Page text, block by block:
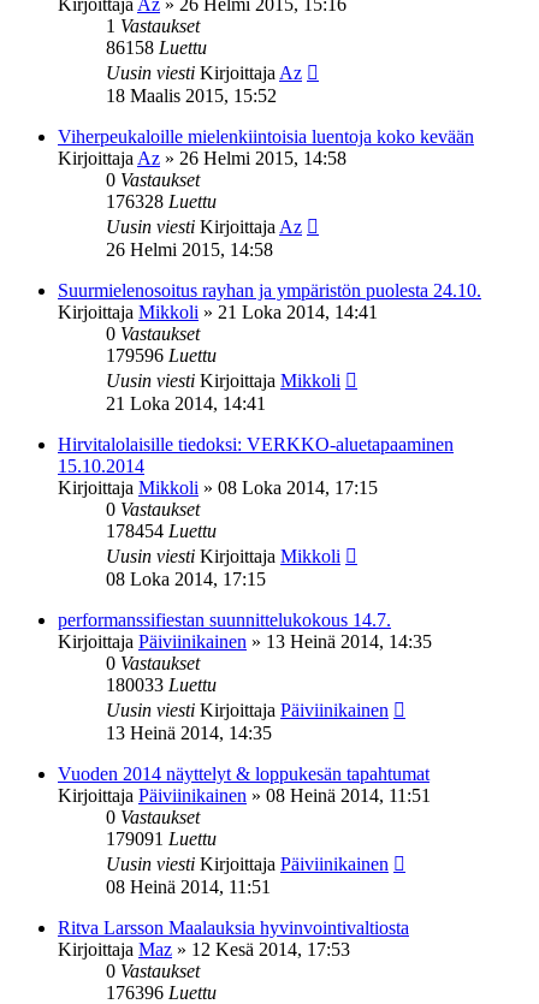
1 Vastaukset
86158 Luettu
Uusin viesti Kirjoittaja Az
18 Maalis 2015, 15:52
Viherpeukaloille mielenkiintoisia luentoja koko kevään
Kirjoittaja Az » 26 Helmi 2015, 14:58
0 Vastaukset
176328 Luettu
Uusin viesti Kirjoittaja Az
26 Helmi 2015, 14:58
Suurmielenosoitus rayhan ja ympäristön puolesta 24.10.
Kirjoittaja Mikkoli » 21 Loka 2014, 14:41
0 Vastaukset
179596 Luettu
Uusin viesti Kirjoittaja Mikkoli
21 Loka 2014, 14:41
Hirvitalolaisille tiedoksi: VERKKO-aluetapaaminen
15.10.2014
Kirjoittaja Mikkoli » 08 Loka 2014, 17:15
0 Vastaukset
178454 Luettu
Uusin viesti Kirjoittaja Mikkoli
08 Loka 2014, 17:15
performanssifiestan suunnittelukokous 14.7.
Kirjoittaja Päiviinikainen » 13 Heinä 2014, 14:35
0 Vastaukset
180033 Luettu
Uusin viesti Kirjoittaja Päiviinikainen
13 Heinä 2014, 14:35
Vuoden 2014 näyttelyt & loppukesän tapahtumat
Kirjoittaja Päiviinikainen » 08 Heinä 2014, 11:51
0 Vastaukset
179091 Luettu
Uusin viesti Kirjoittaja Päiviinikainen
08 Heinä 2014, 11:51
Ritva Larsson Maalauksia hyvinvointivaltiosta
Kirjoittaja Maz » 12 Kesä 2014, 17:53
0 Vastaukset
176396 Luettu